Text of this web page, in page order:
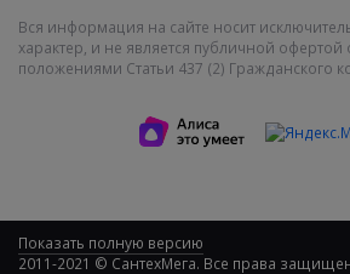
Вся информация на сайте носит
характер, и не является публичной
положениями Статьи 437 (2) Гражданского
Показать полную версию
2011-2021 © СантехМега. Все права